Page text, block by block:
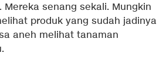
senang sekali. Mungkin
produk yang sudah jadinya
aneh melihat tanaman